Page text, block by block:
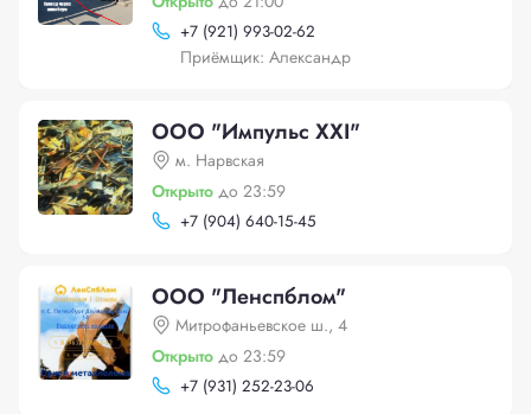
+7 (921) 993-02-62
Приёмщик: Александр
ООО "Импульс XXI"
м. Нарвская
Открыто до 23:59
+7 (904) 640-15-45
ООО "Ленспблом"
Митрофаньевское ш., 4
Открыто до 23:59
+7 (931) 252-23-06